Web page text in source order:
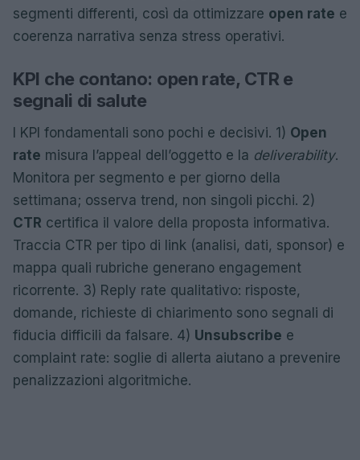
segmenti differenti, così da ottimizzare open rate e
coerenza narrativa senza stress operativi.
KPI che contano: open rate, CTR e
segnali di salute
I KPI fondamentali sono pochi e decisivi. 1) Open
rate misura l’appeal dell’oggetto e la deliverability.
Monitora per segmento e per giorno della
settimana; osserva trend, non singoli picchi. 2)
CTR certifica il valore della proposta informativa.
Traccia CTR per tipo di link (analisi, dati, sponsor) e
mappa quali rubriche generano engagement
ricorrente. 3) Reply rate qualitativo: risposte,
domande, richieste di chiarimento sono segnali di
fiducia difficili da falsare. 4) Unsubscribe e
complaint rate: soglie di allerta aiutano a prevenire
penalizzazioni algoritmiche.